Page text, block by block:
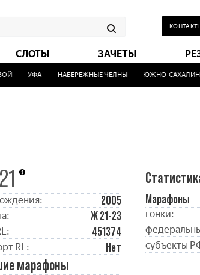
СЛОТЫ ЗАЧЕТЫ
УФА НАБЕРЕЖНЫЕ ЧЕЛНЫ ЮЖНО-
21
2005
Ж 21-23
451374
RL: Нет
марафоны
Марафоны
гонки:
субъекты